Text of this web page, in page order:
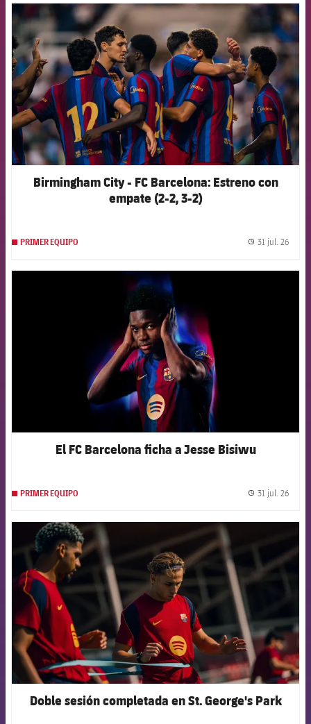
FCB Barcelona badge
Birmingham City - FC Barcelona: Estreno con
empate (2-2, 3-2)
PRIMER EQUIPO 31 jul. 26
FCB Barcelona badge
El FC Barcelona ficha a Jesse Bisiwu
PRIMER EQUIPO 31 jul. 26
FCB Barcelona badge
Doble sesión completada en St. George's Park